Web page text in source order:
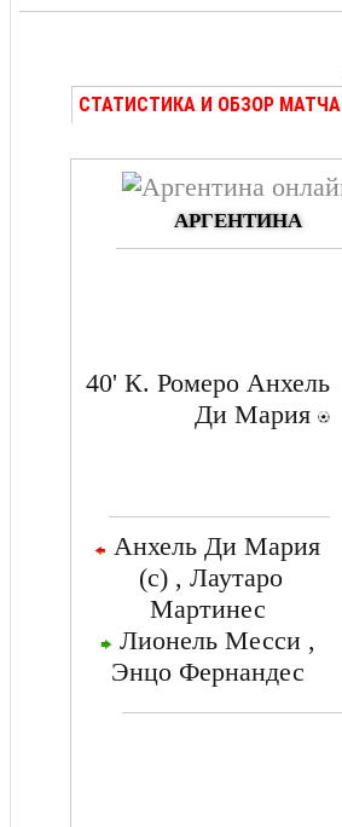
СТАТИСТИКА И ОБЗОР МАТЧА
АРГЕНТИНА
40' К. Ромеро Анхель
Ди Мария
Анхель Ди Мария
(c) , Лаутаро
Мартинес
Лионель Месси ,
Энцо Фернандес